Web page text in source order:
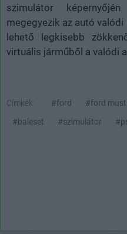
szimulátor
megegyezik az autó
lehető legkisebb
virtuális járműből a valódi
Címkék: #ford #ford
#baleset
#szimulátor